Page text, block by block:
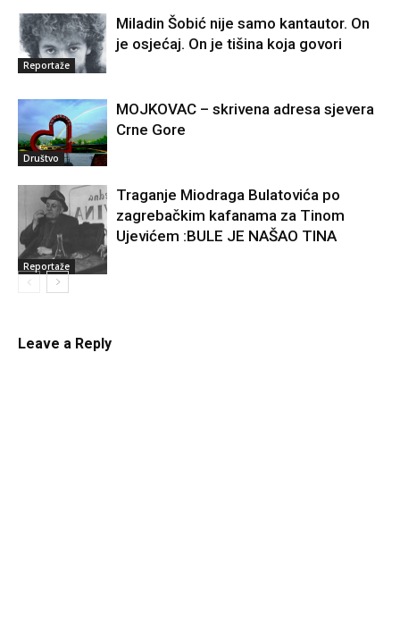
Reportaže
Miladin Šobić nije samo kantautor. On
je osjećaj. On je tišina koja govori
Društvo
MOJKOVAC – skrivena adresa sjevera
Crne Gore
Reportaže
Traganje Miodraga Bulatovića po
zagrebačkim kafanama za Tinom
Ujevićem :BULE JE NAŠAO TINA
Leave a Reply